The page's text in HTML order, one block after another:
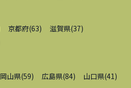
京都府(63) 滋賀県(37)
岡山県(59) 広島県(84) 山口県(41 )